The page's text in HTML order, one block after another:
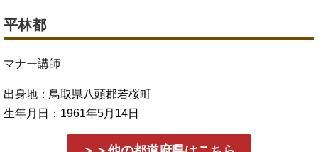
平林都
マナー講師
出身地：鳥取県八頭郡若桜町
生年月日：1961年5月14日